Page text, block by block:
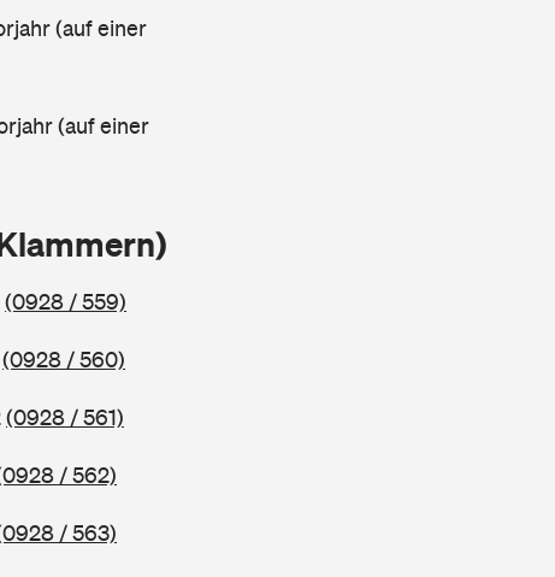
(auf einer
(auf einer
(0928 / 559)
(0928 / 560)
(0928 / 561)
/ 562)
/ 563)